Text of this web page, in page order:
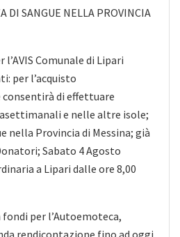
DI SANGUE NELLA PROVINCIA
Comunale di Lipari
per l’acquisto
consentirà di effettuare
e nelle altre isole;
nella Provincia di Messina; già
Sabato 4 Agosto
a Lipari dalle ore 8,00
per l’Autoemoteca,
rendicontazione fino ad oggi